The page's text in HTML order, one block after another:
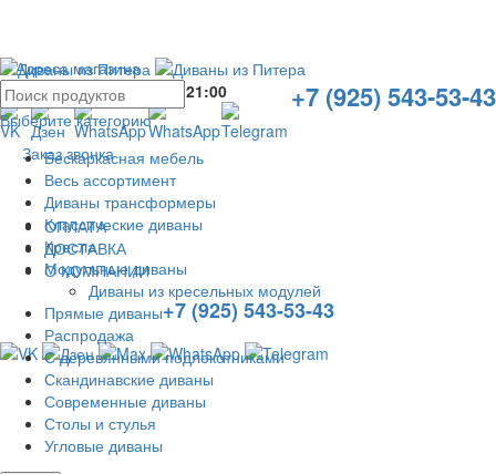
Адреса магазина
+7 (925) 543-53-43
Без выходных с10:00 21:00
Заказ звонка
ОПЛАТА
ДОСТАВКА
О КОМПАНИИ
+7 (925) 543-53-43
Выберите категорию
Бескаркасная мебель
Весь ассортимент
Диваны трансформеры
Классические диваны
Кресла
Модульные диваны
Диваны из кресельных модулей
Прямые диваны
Распродажа
С деревянными подлокотниками
Скандинавские диваны
Современные диваны
Столы и стулья
Угловые диваны